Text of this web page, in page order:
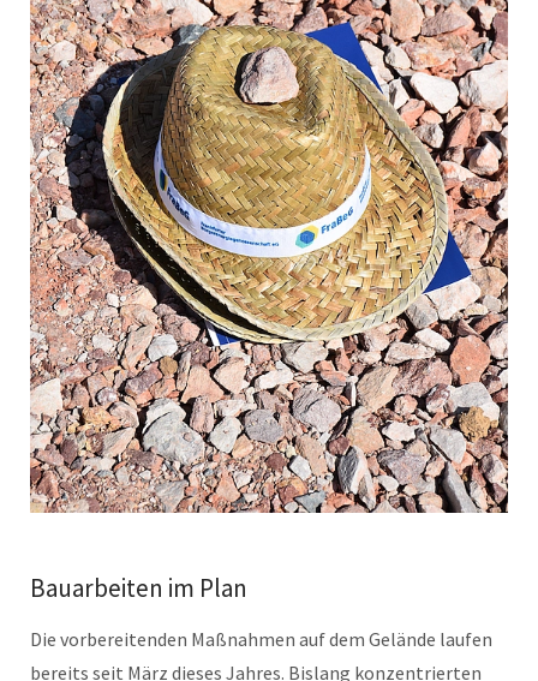
Bauarbeiten im Plan
Die vorbereitenden Maßnahmen auf dem Gelände laufen
bereits seit März dieses Jahres. Bislang konzentrierten